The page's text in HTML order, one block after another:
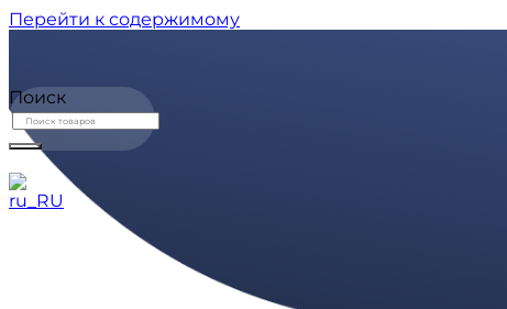
Перейти к содержимому
Поиск